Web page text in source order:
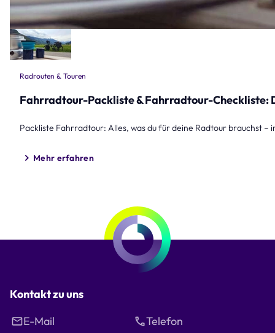
Radrouten & Touren
Fahrradtour-Packliste & Fahrradtour-
Packliste Fahrradtour: Alles, was du für deine Radtour brauchst
Mehr erfahren
Kontakt zu uns
E-Mail
Telefon